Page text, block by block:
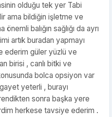
olduğu tek yer Tabi
ama bildiğin işletme ve
önemli balığın sağlığı da ayrı
artık buradan yapmayı
ederim güler yüzlü ve
birisi , canlı bitki ve
bolca opsiyon var
yeterli , burayı
sonra başka yere
herkese tavsiye ederim .